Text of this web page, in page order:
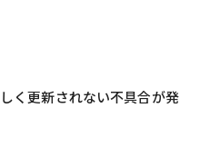
く更新されない不具合が発